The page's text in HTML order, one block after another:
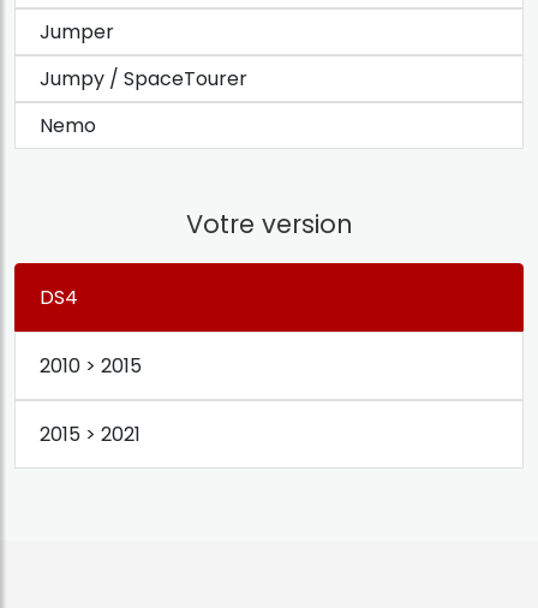
Jumper
Jumpy / SpaceTourer
Nemo
Votre version
DS4
2010 > 2015
2015 > 2021